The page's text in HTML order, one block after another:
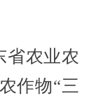
农业农
作物“三